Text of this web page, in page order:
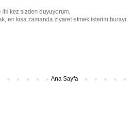
ilk kez sizden duyuyorum.
en kısa zamanda ziyaret etmek isterim burayı.
Ana Sayfa